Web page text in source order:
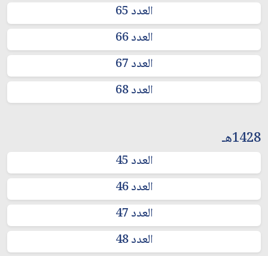
العدد 65
العدد 66
العدد 67
العدد 68
1428هـ
العدد 45
العدد 46
العدد 47
العدد 48